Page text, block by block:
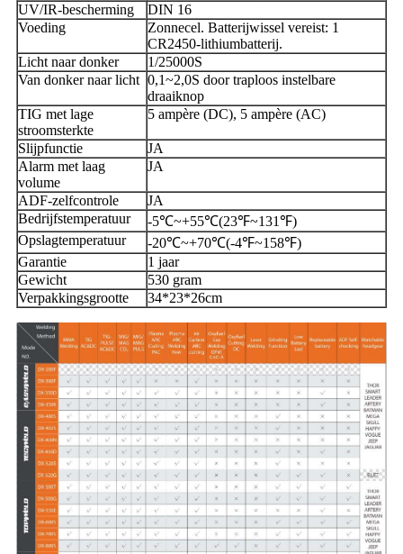
UV/IR-bescherming
DIN 16
Voeding
Zonnecel. Batterijwissel vereist: 1
CR2450-lithiumbatterij.
Licht naar donker
1/25000S
Van donker naar licht 0,1~2,0S door traploos instelbare
draaiknop
TIG met lage
stroomsterkte
5 ampère (DC), 5 ampère (AC)
Slijpfunctie
JA
Alarm met laag
volume
JA
ADF-zelfcontrole
JA
Bedrijfstemperatuur
-5℃~+55℃(23℉~131℉)
Opslagtemperatuur
-20℃~+70℃(-4℉~158℉)
Garantie
1 jaar
Gewicht
530 gram
Verpakkingsgrootte
34*23*26cm